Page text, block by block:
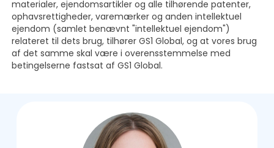
materialer, ejendomsartikler og alle tilhørende patenter,
ophavsrettigheder, varemærker og anden intellektuel
ejendom (samlet benævnt "intellektuel ejendom")
relateret til dets brug, tilhører GS1 Global, og at vores brug
af det samme skal være i overensstemmelse med
betingelserne fastsat af GS1 Global.